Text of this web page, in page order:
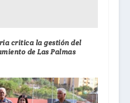
critica la gestión del
de Las Palmas